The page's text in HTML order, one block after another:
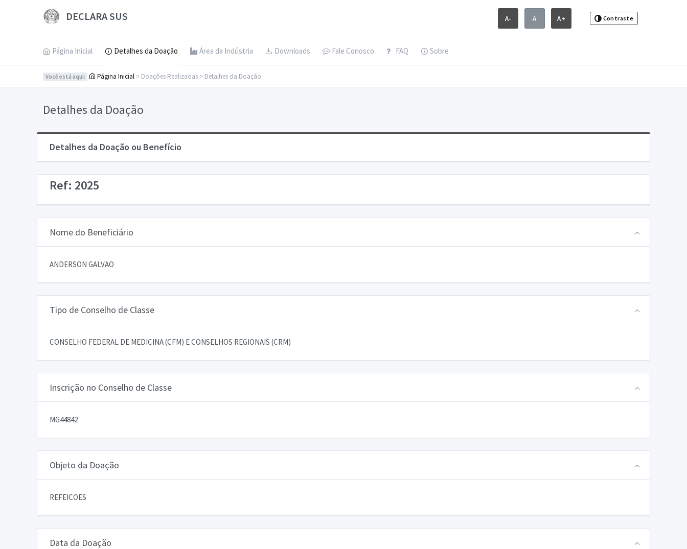
DECLARA SUS A- A A+ Contraste
Página Inicial Detalhes da Doação Área da Indústria Downloads Fale Conosco FAQ Sobre
Você está aqui: Página Inicial > Doações Realizadas > Detalhes da Doação
Detalhes da Doação
Detalhes da Doação ou Benefício
Ref: 2025
Nome do Beneficiário
ANDERSON GALVAO
Tipo de Conselho de Classe
CONSELHO FEDERAL DE MEDICINA (CFM) E CONSELHOS REGIONAIS (CRM)
Inscrição no Conselho de Classe
MG44842
Objeto da Doação
REFEICOES
Data da Doação